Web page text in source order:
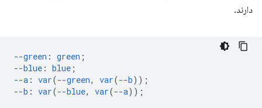
دارند.
--green : green ;
--blue : blue ;
--a : var(--green, var(--b));
--b : var(--blue, var(--a));